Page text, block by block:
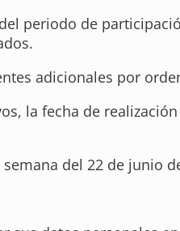
periodo de
adicionales por
la fecha de
del 22 de junio